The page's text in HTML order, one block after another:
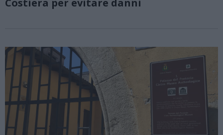
Costiera per evitare danni